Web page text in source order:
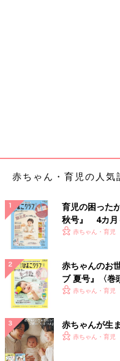
赤ちゃん・育児の人気
育児の困った
秋号』 4カ月
いっぱい！
赤ちゃん・育児
赤ちゃんのお
ブ 夏号』〈巻
く！ おっぱい
赤ちゃん・育児
赤ちゃんが生
赤ちゃん・育児